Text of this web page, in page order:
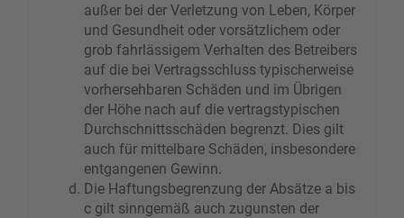
außer bei der Verletzung von Leben, Körper
und Gesundheit oder vorsätzlichem oder
grob fahrlässigem Verhalten des Betreibers
auf die bei Vertragsschluss typischerweise
vorhersehbaren Schäden und im Übrigen
der Höhe nach auf die vertragstypischen
Durchschnittsschäden begrenzt. Dies gilt
auch für mittelbare Schäden, insbesondere
entgangenen Gewinn.
Die Haftungsbegrenzung der Absätze a bis
c gilt sinngemäß auch zugunsten der